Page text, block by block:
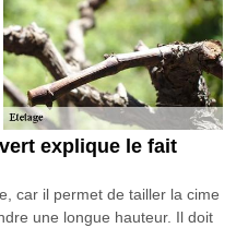
explique le fait
car il permet de tailler la cime
une longue hauteur. Il doit